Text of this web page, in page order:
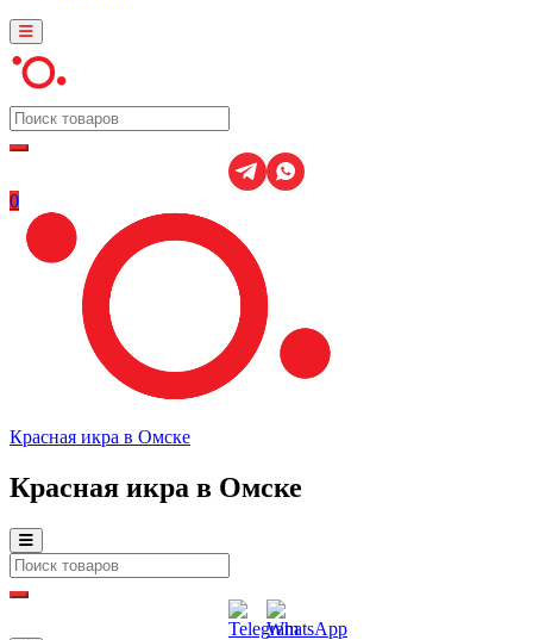
0
Красная икра в Омске
Красная икра в Омске